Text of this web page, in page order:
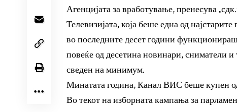
Агенцијата за вработување, пренесува
Телевизијата, која беше една од
во последните десет години
повеќе од десетина новинари, сниматели
сведен на минимум.
Минатата година, Канал ВИС беше купен
Во текот на изборната кампања за